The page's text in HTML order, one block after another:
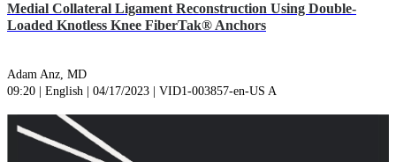
Medial Collateral Ligament Reconstruction Using Double-
Loaded Knotless Knee FiberTak® Anchors
Adam Anz, MD
09:20 | English | 04/17/2023 | VID1-003857-en-US A